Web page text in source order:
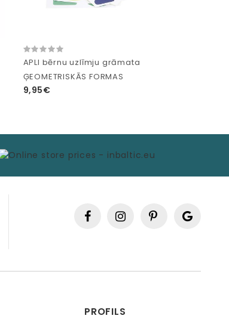
APLI bērnu uzlīmju grāmata
ĢEOMETRISKĀS FORMAS
9,95€
PROFILS